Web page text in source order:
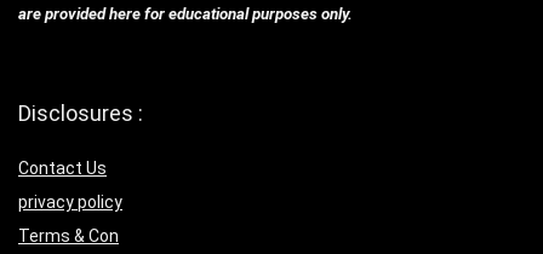
are provided here for educational purposes only.
Disclosures :
Contact Us
privacy policy
Terms & Con